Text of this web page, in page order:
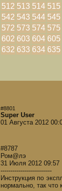
512 513 514 515
542 543 544 545
572 573 574 575
602 603 604 605
632 633 634 635
#8801
Super User
01 Августа 2012
#8787
Ром@лэ
31 Июля 2012 09:57
--------------------------
Инструкция по
нормально, так что